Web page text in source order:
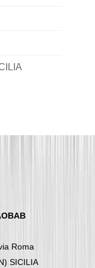
Roma
SICILIA